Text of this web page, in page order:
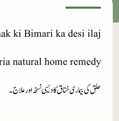
ki Bimari ka desi ilaj.
natural home remedy.
حلق کی بیماری خناق کا دیسی نسخہ اور علاج۔